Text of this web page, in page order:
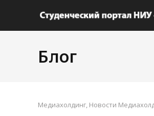
Блог
Медиахолдинг, Новости